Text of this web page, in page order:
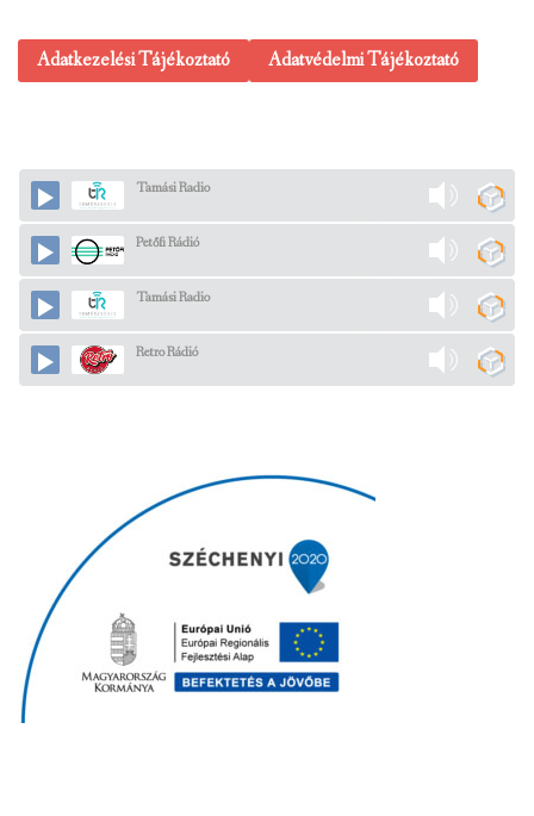
Adatkezelési Tájékoztató Adatvédelmi Tájékoztató
Tamási Radio
Petőfi Rádió
Tamási Radio
Retro Rádió